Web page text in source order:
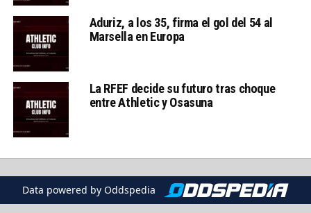
Aduriz, a los 35, firma el gol del 54 al
Marsella en Europa
La RFEF decide su futuro tras choque
entre Athletic y Osasuna
Data powered by Oddspedia